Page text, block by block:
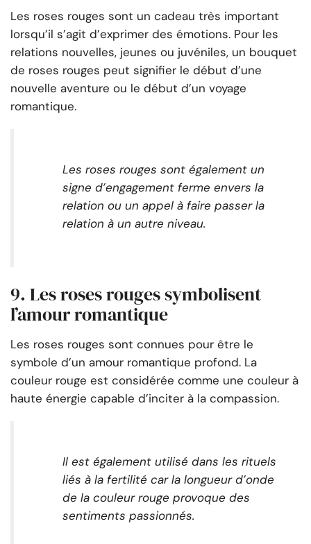
Les roses rouges sont un cadeau très important
lorsqu’il s’agit d’exprimer des émotions. Pour les
relations nouvelles, jeunes ou juvéniles, un bouquet
de roses rouges peut signifier le début d’une
nouvelle aventure ou le début d’un voyage
romantique.
Les roses rouges sont également un
signe d’engagement ferme envers la
relation ou un appel à faire passer la
relation à un autre niveau.
9. Les roses rouges symbolisent
l’amour romantique
Les roses rouges sont connues pour être le
symbole d’un amour romantique profond. La
couleur rouge est considérée comme une couleur à
haute énergie capable d’inciter à la compassion.
Il est également utilisé dans les rituels
liés à la fertilité car la longueur d’onde
de la couleur rouge provoque des
sentiments passionnés.